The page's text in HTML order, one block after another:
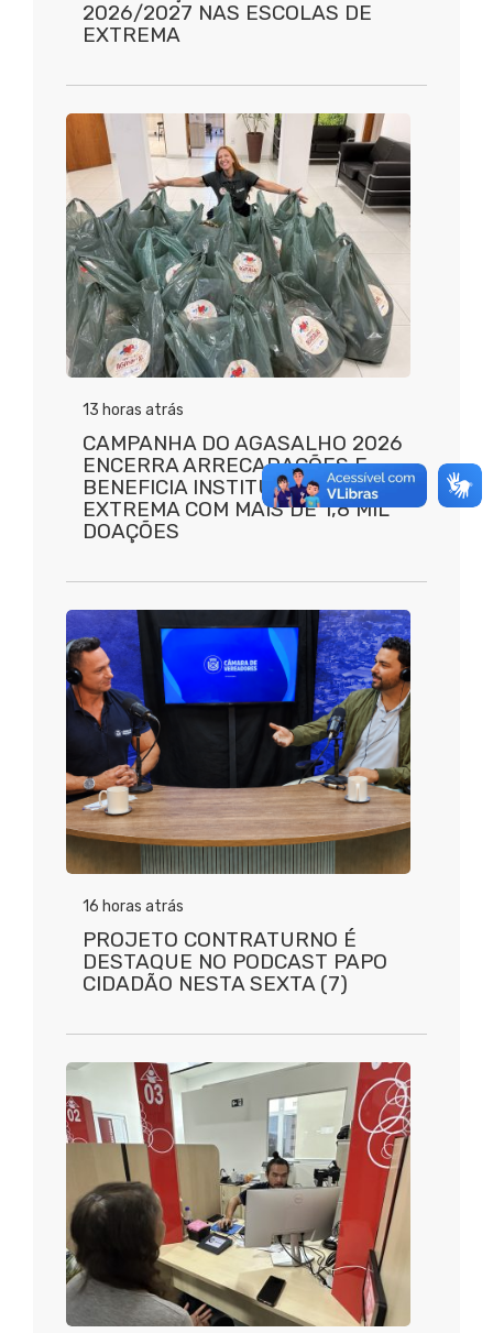
2026/2027 NAS ESCOLAS DE
EXTREMA
13 horas atrás
CAMPANHA DO AGASALHO 2026
ENCERRA ARRECADAÇÕES E
BENEFICIA INSTITUIÇÕES DE
EXTREMA COM MAIS DE 1,8 MIL
DOAÇÕES
16 horas atrás
PROJETO CONTRATURNO É
DESTAQUE NO PODCAST PAPO
CIDADÃO NESTA SEXTA (7)